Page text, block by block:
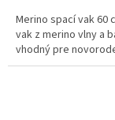
Merino spací vak 60
vak z merino vlny a
vhodný pre